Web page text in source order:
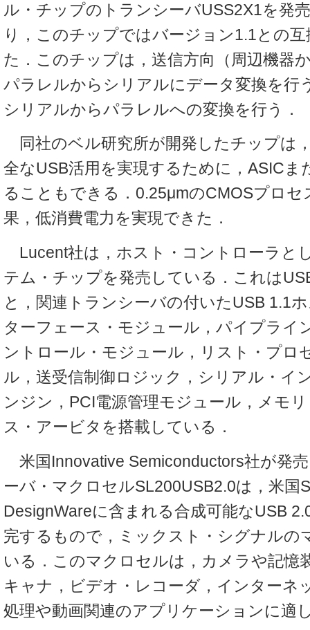
ル・チップのトランシーバUSS2X1を発
り，このチップではバージョン1.1との
た．このチップは，送信方向（周辺機器
パラレルからシリアルにデータ変換を行
シリアルからパラレルへの変換を行う．
同社のベル研究所が開発したチップは
全なUSB活用を実現するために，ASICま
ることもできる．0.25μmのCMOSプロセ
果，低消費電力を実現できた．
Lucent社は，ホスト・コントローラと
テム・チップを発売している．これは
と，関連トランシーバの付いたUSB 1.1
ターフェース・モジュール，パイプライ
ントロール・モジュール，リスト・プロ
ル，送受信制御ロジック，シリアル・イ
ンジン，PCI電源管理モジュール，メモ
ス・アービタを搭載している．
米国Innovative Semiconductors社が発
ーバ・マクロセルSL200USB2.0は，米国
DesignWareに含まれる合成可能なUSB
完するもので，ミックスト・シグナルの
いる．このマクロセルは，カメラや記憶
キャナ，ビデオ・レコーダ，インターネ
処理や動画関連のアプリケーションに適